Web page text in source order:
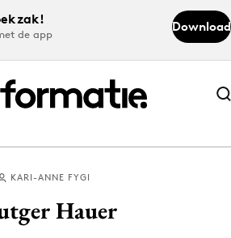
de app
Download
Abonneer nu
Abonneer nu
KARI-ANNE FYGI
Hauer